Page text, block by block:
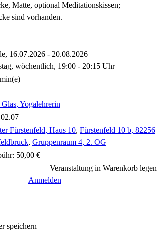
Matte, optional Meditationskissen;
sind vorhanden.
16.07.2026 - 20.08.2026
wöchentlich, 19:00 - 20:15 Uhr
, Yogalehrerin
Fürstenfeld, Haus 10, Fürstenfeld 10 b, 82256
, Gruppenraum 4, 2. OG
50,00 €
Veranstaltung in Warenkorb legen
Anmelden
speichern